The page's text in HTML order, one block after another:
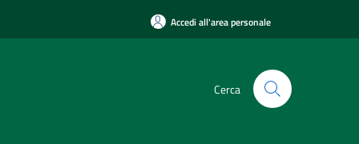
Accedi all'area personale
Cerca